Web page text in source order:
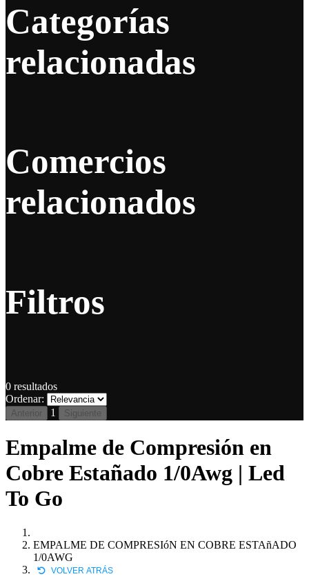
Categorías
relacionadas
Comercios
relacionados
Filtros
0 resultados
Ordenar:
Anterior 1 Siguiente
Empalme de Compresión en
Cobre Estañado 1/0Awg | Led
To Go
EMPALME DE COMPRESIóN EN COBRE ESTAñADO
1/0AWG
VOLVER ATRÁS